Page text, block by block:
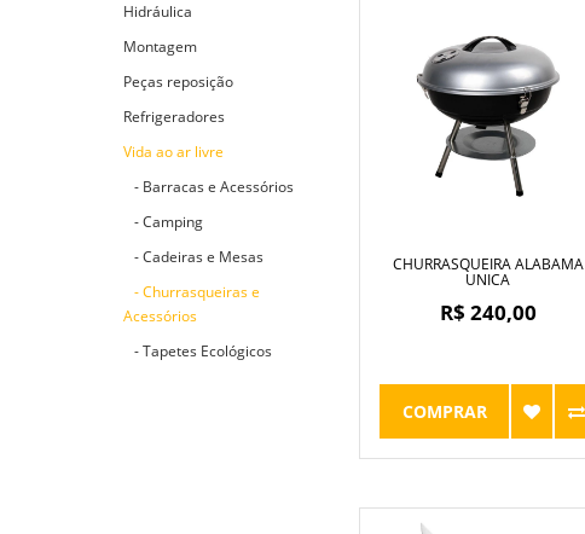
Hidráulica
Montagem
Peças reposição
Refrigeradores
Vida ao ar livre
- Barracas e Acessórios
- Camping
- Cadeiras e Mesas
- Churrasqueiras e
Acessórios
- Tapetes Ecológicos
CHURRASQUEIRA ALABAMA
UNICA
R$ 240,00
COMPRAR